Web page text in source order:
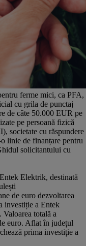
ferme mici, ca PFA,
cu grila de punctaj
de câte 50.000 EUR pe
pe persoană fizică
societate cu răspundere
linie de finanțare pentru
solicitantului cu
Elektrik, destinată
de euro dezvoltarea
investiție a Entek
totală a
euro. Aflat în județul
prima investiție a